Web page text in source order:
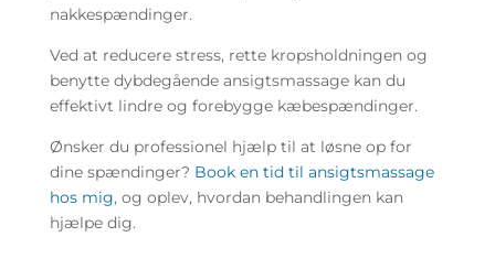
nakkespændinger.
Ved at reducere stress, rette kropsholdningen og
benytte dybdegående ansigtsmassage kan du
effektivt lindre og forebygge kæbespændinger.
Ønsker du professionel hjælp til at løsne op for
dine spændinger? Book en tid til ansigtsmassage
hos mig, og oplev, hvordan behandlingen kan
hjælpe dig.